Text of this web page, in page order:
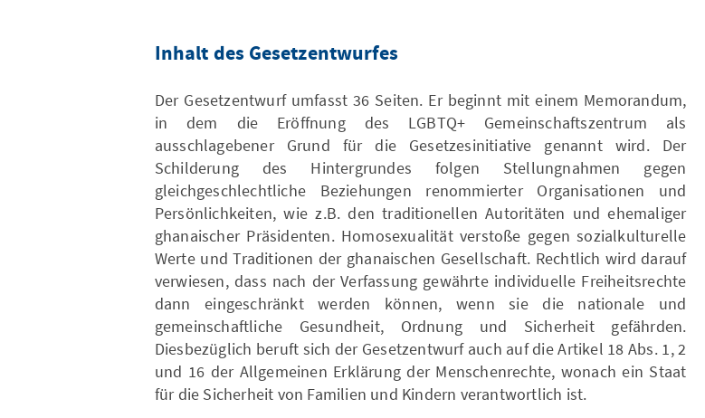
Inhalt des Gesetzentwurfes
Der Gesetzentwurf umfasst 36 Seiten. Er beginnt mit einem Memorandum,
in dem die Eröffnung des LGBTQ+ Gemeinschaftszentrum als
ausschlagebener Grund für die Gesetzesinitiative genannt wird. Der
Schilderung des Hintergrundes folgen Stellungnahmen gegen
gleichgeschlechtliche Beziehungen renommierter Organisationen und
Persönlichkeiten, wie z.B. den traditionellen Autoritäten und ehemaliger
ghanaischer Präsidenten. Homosexualität verstoße gegen sozialkulturelle
Werte und Traditionen der ghanaischen Gesellschaft. Rechtlich wird darauf
verwiesen, dass nach der Verfassung gewährte individuelle Freiheitsrechte
dann eingeschränkt werden können, wenn sie die nationale und
gemeinschaftliche Gesundheit, Ordnung und Sicherheit gefährden.
Diesbezüglich beruft sich der Gesetzentwurf auch auf die Artikel 18 Abs. 1, 2
und 16 der Allgemeinen Erklärung der Menschenrechte, wonach ein Staat
für die Sicherheit von Familien und Kindern verantwortlich ist.